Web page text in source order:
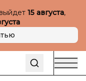
15 августа,